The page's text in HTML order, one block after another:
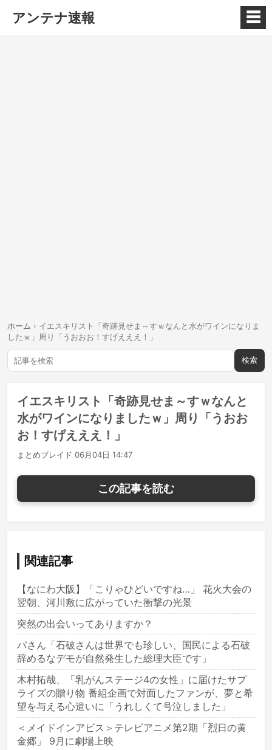
アンテナ速報 ☰
ホーム › イエスキリスト「奇跡見せま～すｗなんと水がワインになりま
したｗ」周り「うおおお！すげえええ！」
検索
イエスキリスト「奇跡見せま～すｗなんと
水がワインになりましたｗ」周り「うおお
お！すげえええ！」
まとめブレイド 06月04日 14:47
この記事を読む
関連記事
【なにわ大阪】「こりゃひどいですね…」 花火大会の
翌朝、河川敷に広がっていた衝撃の光景
突然の出会いってありますか？
パさん「石破さんは世界でも珍しい、国民による石破
辞めるなデモが自然発生した総理大臣です」
木村拓哉、「乳がんステージ4の女性」に届けたサプ
ライズの贈り物 番組企画で対面したファンが、夢と希
望を与える心遣いに「うれしくて号泣しました」
＜メイドインアビス＞テレビアニメ第2期「烈日の黄
金郷」 9月に劇場上映